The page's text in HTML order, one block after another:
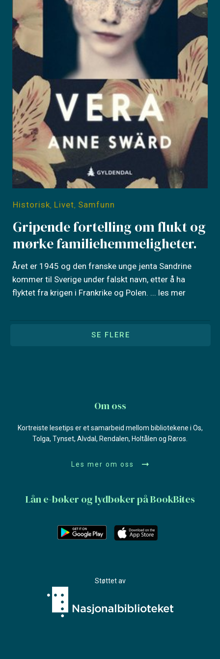
Historisk Livet Samfunn
Gripende fortelling om flukt og
mørke familiehemmeligheter.
Året er 1945 og den franske unge jenta Sandrine
kommer til Sverige under falskt navn, etter å ha
flyktet fra krigen i Frankrike og Polen. ... les mer
SE FLERE
Lån e-bøker og lydbøker på BookBites
Om oss
Kortreiste lesetips er et samarbeid mellom bibliotekene i Os,
Tolga, Tynset, Alvdal, Rendalen, Holtålen og Røros.
Les mer om oss
Støttet av